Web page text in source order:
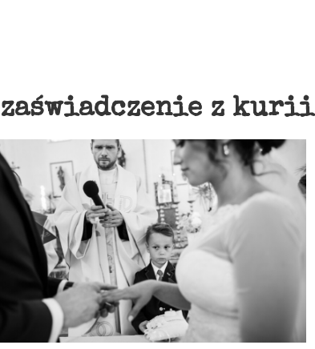
zaświadczenie z kurii